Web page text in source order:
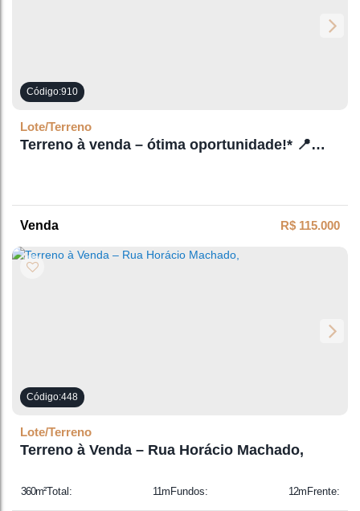
910
Terreno à venda – ótima oportunidade!* 📍
Lote/Terreno
R$ 115.000
448
Terreno à Venda – Rua Horácio Machado,
Lote/Terreno
Total:
360m² Fundos:
11m Frente:
12m